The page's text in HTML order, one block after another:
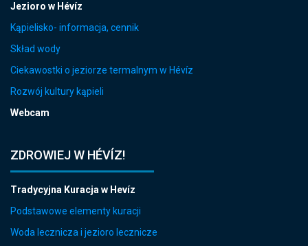
Jezioro w Hévíz
Kąpielisko- informacja, cennik
Skład wody
Ciekawostki o jeziorze termalnym w Hévíz
Rozwój kultury kąpieli
Webcam
ZDROWIEJ W HÉVÍZ!
Tradycyjna Kuracja w Hevíz
Podstawowe elementy kuracji
Woda lecznicza i jezioro lecznicze